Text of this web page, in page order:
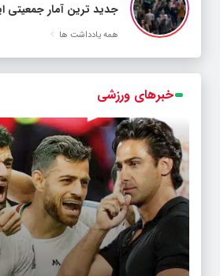
جدید ترین آمار جمعیتی
همه یادداشت ها
خبرهای ورزشی